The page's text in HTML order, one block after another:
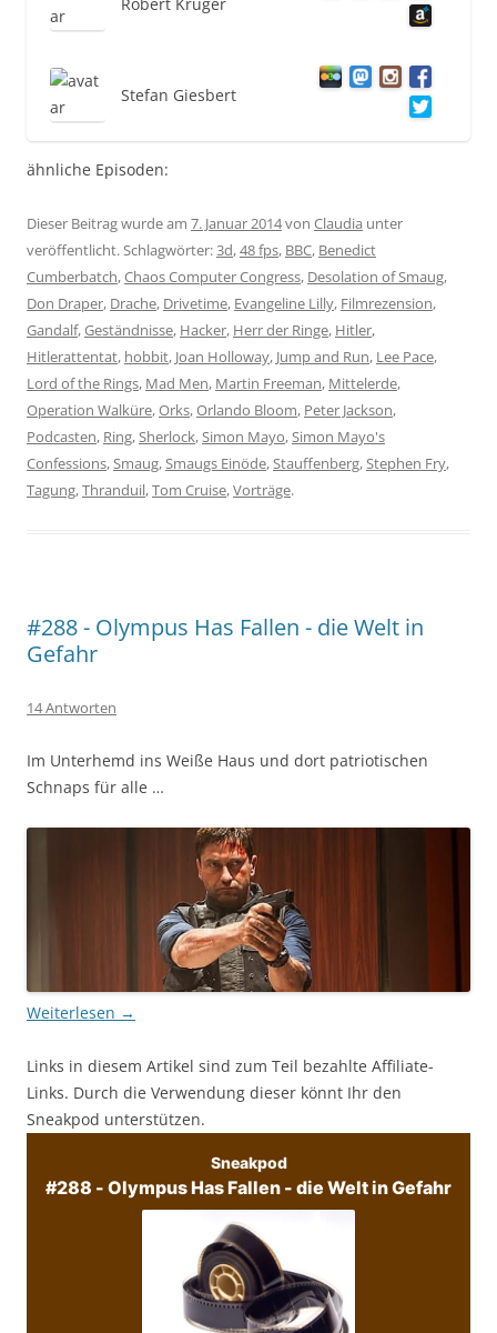
Stefan Giesbert
ähnliche Episoden:
Dieser Beitrag wurde am 7. Januar 2014von Claudia unter
veröffentlicht. Schlagwörter:3d,48 fps, BBC, Benedict
Cumberbatch,Chaos Computer Congress, Desolation of Smaug,
Don Draper, Drache, Drivetime, Evangeline Lilly, Filmrezension,
Gandalf,Geständnisse, Hacker, Herr der Ringe, Hitler,
Hitlerattentat, hobbit, Joan Holloway, Jump and Run, Lee Pace,
Lord of the Rings, Mad Men, Martin Freeman, Mittelerde,
Operation Walküre,Orks,Orlando Bloom, Peter Jackson,
Podcasten, Ring,Sherlock,Simon Mayo,Simon Mayo's
Confessions,Smaug,Smaugs Einöde,Stauffenberg,Stephen Fry,
Tagung,Thranduil,Tom Cruise,Vorträge.
#288 - Olympus Has Fallen - die Welt in
Gefahr
14 Antworten
Im Unterhemd ins Weiße Haus und dort patriotischen
Schnaps für alle …
Weiterlesen →
Links in diesem Artikel sind zum Teil bezahlte Affiliate-
Links. Durch die Verwendung dieser könnt Ihr den
Sneakpod unterstützen.